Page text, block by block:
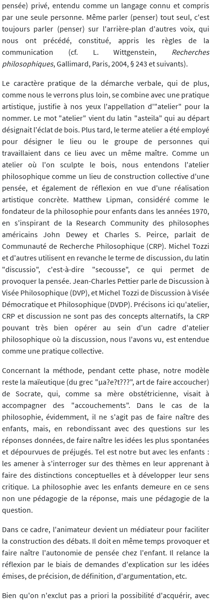
pensée) privé, entendu comme un langage connu et compris
par une seule personne. Même parler (penser) tout seul, c'est
toujours parler (penser) sur l'arrière-plan d'autres voix, qui
nous ont précédé, constitué, appris les règles de la
communication (cf. L. Wittgenstein, Recherches
philosophiques, Gallimard, Paris, 2004, § 243 et suivants).
Le caractère pratique de la démarche verbale, qui de plus,
comme nous le verrons plus loin, se combine avec une pratique
artistique, justifie à nos yeux l'appellation d'"atelier" pour la
nommer. Le mot "atelier" vient du latin "asteila" qui au départ
désignait l'éclat de bois. Plus tard, le terme atelier a été employé
pour désigner le lieu ou le groupe de personnes qui
travaillaient dans ce lieu avec un même maître. Comme un
atelier où l'on sculpte le bois, nous entendons l'atelier
philosophique comme un lieu de construction collective d'une
pensée, et également de réflexion en vue d'une réalisation
artistique concrète. Matthew Lipman, considéré comme le
fondateur de la philosophie pour enfants dans les années 1970,
en s'inspirant de la Research Community des philosophes
américains John Dewey et Charles S. Peirce, parlait de
Communauté de Recherche Philosophique (CRP). Michel Tozzi
et d'autres utilisent en revanche le terme de discussion, du latin
"discussio", c'est-à-dire "secousse", ce qui permet de
provoquer la pensée. Jean-Charles Pettier parle de Discussion à
Visée Philosophique (DVP), et Michel Tozzi de Discussion à Visée
Démocratique et Philosophique (DVDP). Précisons ici qu'atelier,
CRP et discussion ne sont pas des concepts alternatifs, la CRP
pouvant très bien opérer au sein d'un cadre d'atelier
philosophique où la discussion, nous l'avons vu, est entendue
comme une pratique collective.
Concernant la méthode, pendant cette phase, notre modèle
reste la maïeutique (du grec "µa?e?t???", art de faire accoucher)
de Socrate, qui, comme sa mère obstétricienne, visait à
accompagner des "accouchements". Dans le cas de la
philosophie, évidemment, il ne s'agit pas de faire naître des
enfants, mais, en rebondissant avec des questions sur les
réponses données, de faire naître les idées les plus spontanées
et dépourvues de préjugés. Tel est notre but avec les enfants :
les amener à s'interroger sur des thèmes en leur apprenant à
faire des distinctions conceptuelles et à développer leur sens
critique. La philosophie avec les enfants demeure en ce sens
non une pédagogie de la réponse, mais une pédagogie de la
question.
Dans ce cadre, l'animateur devient un médiateur pour faciliter
la construction des débats. Il doit en même temps provoquer et
faire naître l'autonomie de pensée chez l'enfant. Il relance la
réflexion par le biais de demandes d'explication sur les idées
émises, de précision, de définition, d'argumentation, etc.
Bien qu'on n'exclut pas a priori la possibilité d'acquérir, avec